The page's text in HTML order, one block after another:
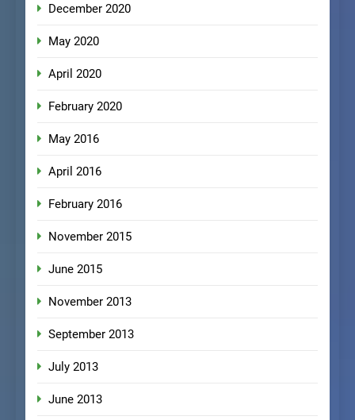
December 2020
May 2020
April 2020
February 2020
May 2016
April 2016
February 2016
November 2015
June 2015
November 2013
September 2013
July 2013
June 2013